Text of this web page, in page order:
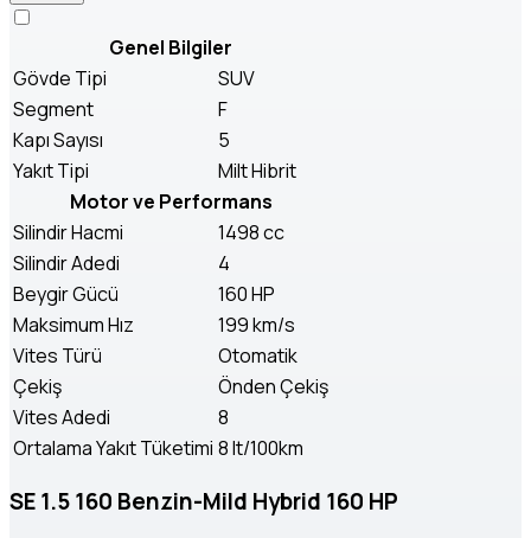
Genel Bilgiler
Gövde Tipi
SUV
Segment
F
Kapı Sayısı
5
Yakıt Tipi
Milt Hibrit
Motor ve Performans
Silindir Hacmi
1498 cc
Silindir Adedi
4
Beygir Gücü
160 HP
Maksimum Hız
199 km/s
Vites Türü
Otomatik
Çekiş
Önden Çekiş
Vites Adedi
8
Ortalama Yakıt Tüketimi 8 lt/100km
SE 1.5 160 Benzin-Mild Hybrid 160 HP